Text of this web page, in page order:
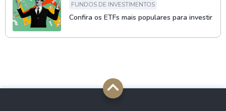
FUNDOS DE INVESTIMENTOS
Confira os ETFs mais populares para investir